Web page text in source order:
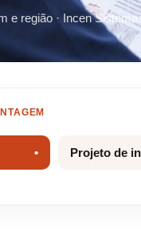
e região · Incen
Projeto de